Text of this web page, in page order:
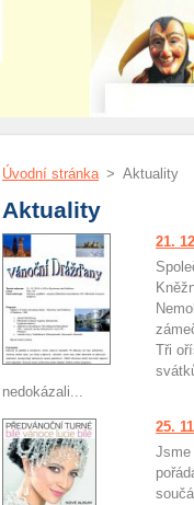
Úvodní stránka > Aktuality
Aktuality
21.
Tři
nedokázali...
25.
Jsme